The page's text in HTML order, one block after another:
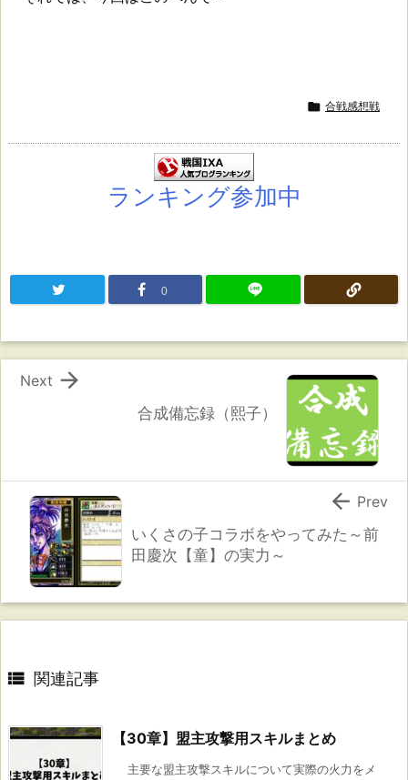
 合戦感想戦
ランキング参加中
0
合成備忘録（熙子）

Next
いくさの子コラボをやってみた～前
田慶次【童】の実力～
 Prev
 関連記事
【30章】盟主攻撃用スキルまとめ
主要な盟主攻撃スキルについて実際の火力をメ